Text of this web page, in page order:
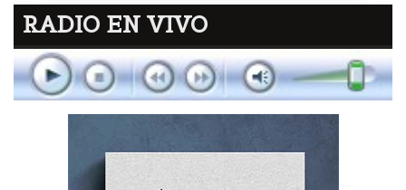
RADIO EN VIVO